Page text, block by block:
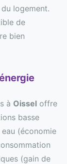
logement.
de
bien
à Oissel offre
basse
(économie
(gain de